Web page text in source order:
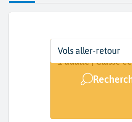
Départ
Lyon (LYS)
Dates
Dates de votre
Voyageurs | Classe
1 adulte | Classe
Vols aller-retour